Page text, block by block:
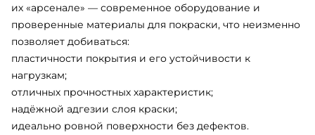
их «арсенале» — современное оборудование и
проверенные материалы для покраски, что неизменно
позволяет добиваться:
пластичности покрытия и его устойчивости к
нагрузкам;
отличных прочностных характеристик;
надёжной адгезии слоя краски;
идеально ровной поверхности без дефектов.